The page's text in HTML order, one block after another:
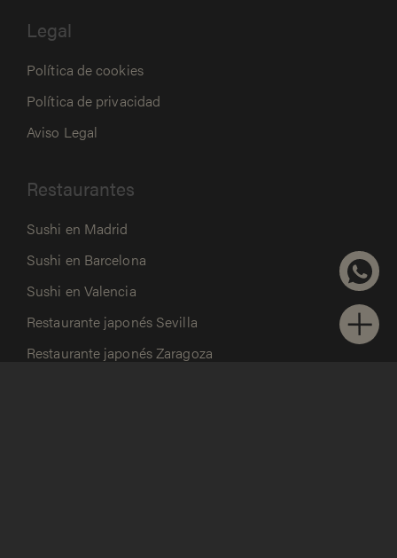
Legal
Política de cookies
Política de privacidad
Aviso Legal
Restaurantes
Sushi en Madrid
Sushi en Barcelona
Sushi en Valencia
Restaurante japonés Sevilla
Restaurante japonés Zaragoza